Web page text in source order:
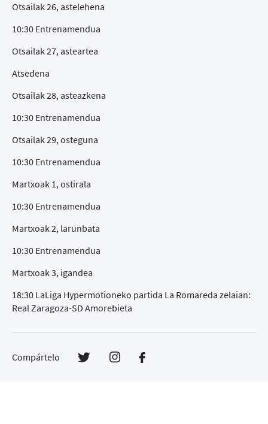
Otsailak 26, astelehena
10:30 Entrenamendua
Otsailak 27, asteartea
Atsedena
Otsailak 28, asteazkena
10:30 Entrenamendua
Otsailak 29, osteguna
10:30 Entrenamendua
Martxoak 1, ostirala
10:30 Entrenamendua
Martxoak 2, larunbata
10:30 Entrenamendua
Martxoak 3, igandea
18:30 LaLiga Hypermotioneko partida La Romareda zelaian:
Real Zaragoza-SD Amorebieta
Compártelo